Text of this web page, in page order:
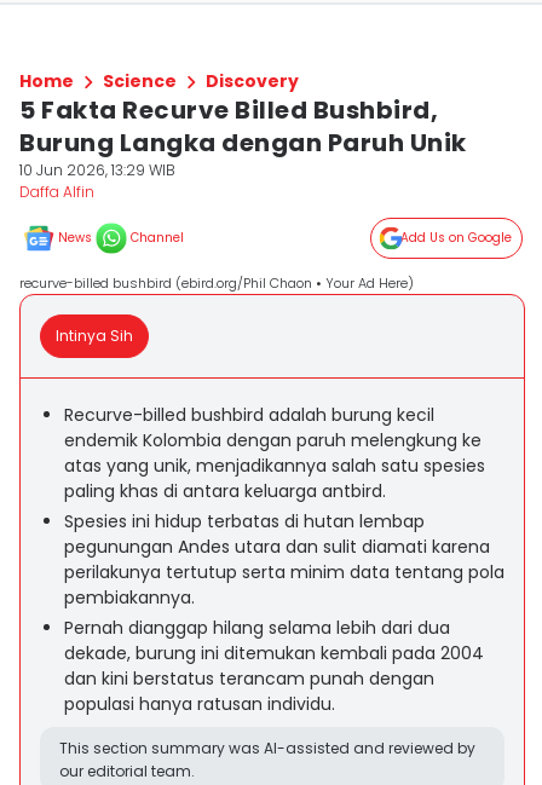
Home Science Discovery
5 Fakta Recurve Billed Bushbird,
Burung Langka dengan Paruh Unik
10 Jun 2026, 13:29 WIB
Daffa Alfin
News Channel Add Us on Google
recurve-billed bushbird (ebird.org/Phil Chaon • Your Ad Here)
Intinya Sih
Recurve-billed bushbird adalah burung kecil
endemik Kolombia dengan paruh melengkung ke
atas yang unik, menjadikannya salah satu spesies
paling khas di antara keluarga antbird.
Spesies ini hidup terbatas di hutan lembap
pegunungan Andes utara dan sulit diamati karena
perilakunya tertutup serta minim data tentang pola
pembiakannya.
Pernah dianggap hilang selama lebih dari dua
dekade, burung ini ditemukan kembali pada 2004
dan kini berstatus terancam punah dengan
populasi hanya ratusan individu.
This section summary was AI-assisted and reviewed by
our editorial team.